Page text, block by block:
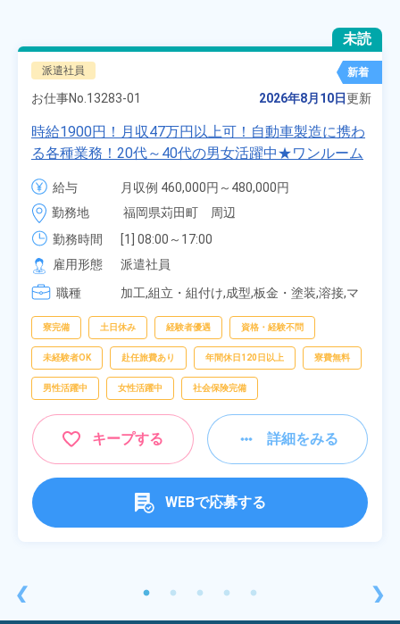
❮
未読
派遣社員 新着
お仕事No. 13283-01 2026年8月10日更新
時給1900円！月収47万円以上可！自動車製造に携わ
る各種業務！20代～40代の男女活躍中★ワンルーム
寮無料！マイカー通勤OK！無料駐車場あり！赴任旅
費会社負担！社員食堂あり！日払いあり！土日休
み！特別賞与90万円支給！《福岡県京都郡苅田町》
給与
月収例 460,000円～480,000円
時給 1,900円～1,900円
勤務地
福岡県苅田町　周辺
勤務時間
[1] 08:00～17:00
[2] 20:00～05:00
[3] 06:30～15:00
[4] 14:30～23:00
雇用形態
派遣社員
職種
加工,組立・組付け,成型,板金・塗装,溶接,マ
査,物流・配送
寮完備 土日休み 経験者優遇 資格・経験不問
未経験者OK 赴任旅費あり 年間休日120日以上 寮費無料
男性活躍中 女性活躍中 社会保険完備
キープする 詳細をみる
WEBで応募する
❯